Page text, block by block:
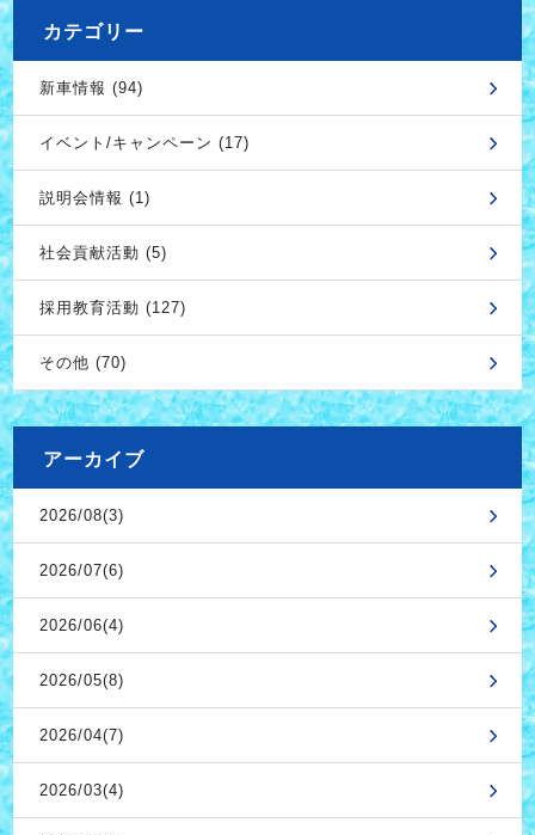
カテゴリー
新車情報 (94)
イベント/キャンペーン (17)
説明会情報 (1)
社会貢献活動 (5)
採用教育活動 (127)
その他 (70)
アーカイブ
2026/08(3)
2026/07(6)
2026/06(4)
2026/05(8)
2026/04(7)
2026/03(4)